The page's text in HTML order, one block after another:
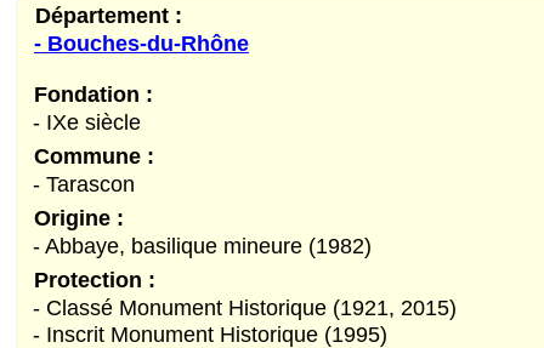
Département :
- Bouches-du-Rhône
Fondation :
- IXe siècle
Commune :
- Tarascon
Origine :
- Abbaye, basilique mineure (1982)
Protection :
- Classé Monument Historique (1921, 2015)
- Inscrit Monument Historique (1995)